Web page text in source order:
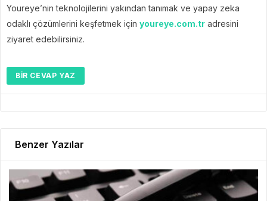
Youreye’nin teknolojilerini yakından tanımak ve yapay zeka
odaklı çözümlerini keşfetmek için youreye.com.tr adresini
ziyaret edebilirsiniz.
BIR CEVAP YAZ
Benzer Yazılar